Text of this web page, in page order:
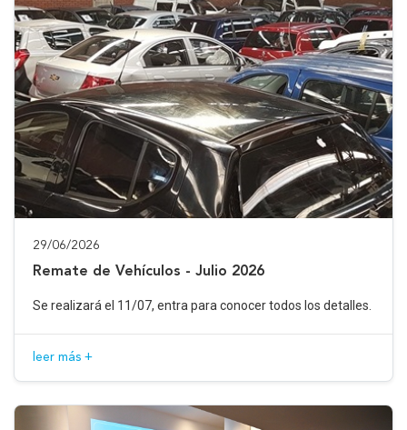
29/06/2026
Remate de Vehículos - Julio 2026
Se realizará el 11/07, entra para conocer todos los detalles.
leer más +